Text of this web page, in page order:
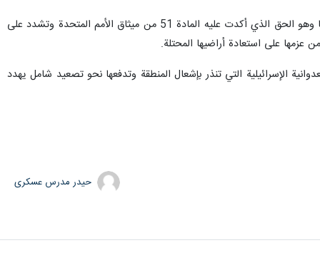
واكدت : إن الجمهورية العربية السورية متمسكة بحقها الثابت في الدفاع عن سيادتها واستقلالها ووحدة وسلامة أراضيها وهو الحق الذي أكدت عليه المادة 51 من ميثاق الأمم المتحدة وتشدد على
عزمها على استعادة أراضيها المحتلة.
الإسرائيلية التي تنذر بإشعال المنطقة وتدفعها نحو تصعيد شامل يهدد
حیدر مدرس عسکری